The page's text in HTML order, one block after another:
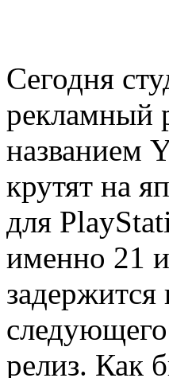
Сегодня
рекламный
названием
крутят на
для
именно 21
релиз. Как